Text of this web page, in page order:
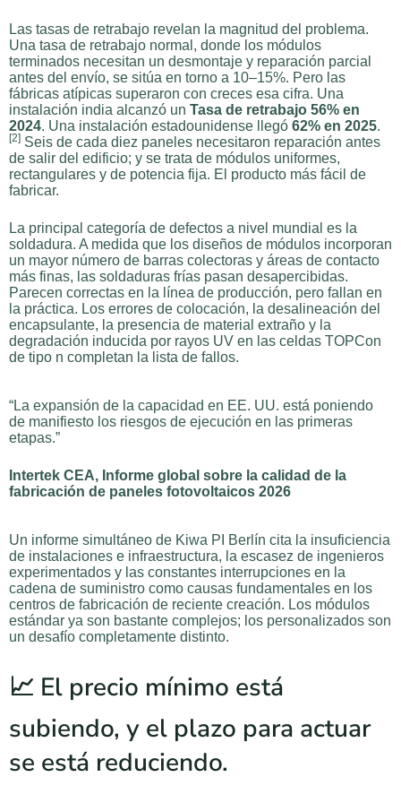
Las tasas de retrabajo revelan la magnitud del problema.
Una tasa de retrabajo normal, donde los módulos
terminados necesitan un desmontaje y reparación parcial
antes del envío, se sitúa en torno a 10–15%. Pero las
fábricas atípicas superaron con creces esa cifra. Una
instalación india alcanzó un Tasa de retrabajo 56% en
2024. Una instalación estadounidense llegó 62% en 2025.
[2] Seis de cada diez paneles necesitaron reparación antes
de salir del edificio; y se trata de módulos uniformes,
rectangulares y de potencia fija. El producto más fácil de
fabricar.
La principal categoría de defectos a nivel mundial es la
soldadura. A medida que los diseños de módulos incorporan
un mayor número de barras colectoras y áreas de contacto
más finas, las soldaduras frías pasan desapercibidas.
Parecen correctas en la línea de producción, pero fallan en
la práctica. Los errores de colocación, la desalineación del
encapsulante, la presencia de material extraño y la
degradación inducida por rayos UV en las celdas TOPCon
de tipo n completan la lista de fallos.
“La expansión de la capacidad en EE. UU. está poniendo
de manifiesto los riesgos de ejecución en las primeras
etapas.”
Intertek CEA, Informe global sobre la calidad de la
fabricación de paneles fotovoltaicos 2026
Un informe simultáneo de Kiwa PI Berlín cita la insuficiencia
de instalaciones e infraestructura, la escasez de ingenieros
experimentados y las constantes interrupciones en la
cadena de suministro como causas fundamentales en los
centros de fabricación de reciente creación. Los módulos
estándar ya son bastante complejos; los personalizados son
un desafío completamente distinto.
📈 El precio mínimo está
subiendo, y el plazo para actuar
se está reduciendo.